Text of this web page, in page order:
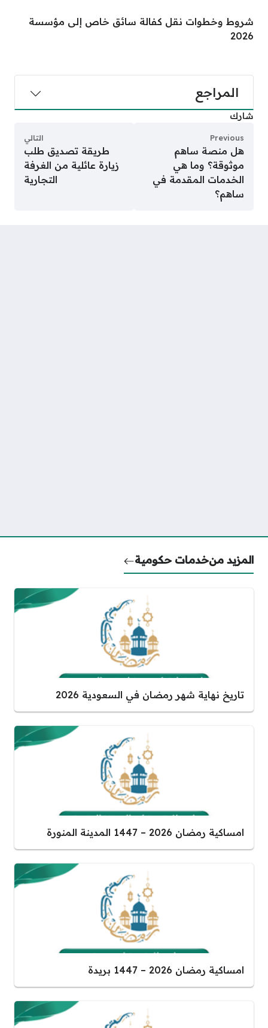
شروط وخطوات نقل كفالة سائق خاص إلى مؤسسة
2026
المراجع
شارك
Previous
هل منصة ساهم
موثوقة؟ وما هي
الخدمات المقدمة في
ساهم؟
التالي
طريقة تصديق طلب
زيارة عائلية من الغرفة
التجارية
المزيد منخدمات حكومية
تاريخ نهاية شهر رمضان في السعودية 2026
امساكية رمضان 2026 – 1447 المدينة المنورة
امساكية رمضان 2026 – 1447 بريدة